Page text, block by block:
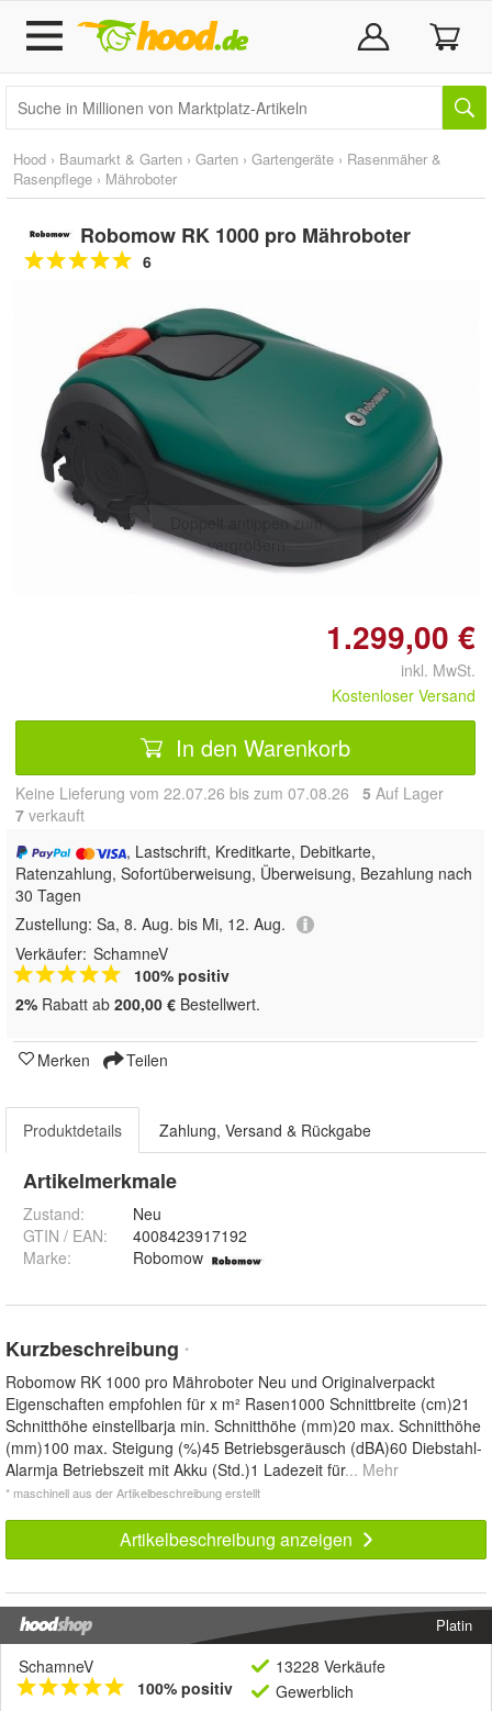
Hood › Baumarkt & Garten › Garten › Gartengeräte › Rasenmäher &
Rasenpflege › Mähroboter
Robomow RK 1000 pro Mähroboter
6
Doppelt antippen zum
vergrößern
1.299,00 €
inkl. MwSt.
Kostenloser Versand
In den Warenkorb
Keine Lieferung vom 22.07.26 bis zum 07.08.26 5 Auf Lager
7 verkauft
, Lastschrift, Kreditkarte, Debitkarte,
Ratenzahlung, Sofortüberweisung, Überweisung, Bezahlung nach
30 Tagen
Zustellung: Sa, 8. Aug. bis Mi, 12. Aug.
Verkäufer: SchamneV
100% positiv
2% Rabatt ab 200,00 € Bestellwert.
Merken Teilen
Produktdetails Zahlung, Versand & Rückgabe
Artikelmerkmale
Zustand:
Neu
GTIN / EAN:
4008423917192
Marke:
Robomow
Kurzbeschreibung *
Robomow RK 1000 pro Mähroboter Neu und Originalverpackt
Eigenschaften empfohlen für x m² Rasen1000 Schnittbreite (cm)21
Schnitthöhe einstellbarja min. Schnitthöhe (mm)20 max. Schnitthöhe
(mm)100 max. Steigung (%)45 Betriebsgeräusch (dBA)60 Diebstahl-
Alarmja Betriebszeit mit Akku (Std.)1 Ladezeit für... Mehr
* maschinell aus der Artikelbeschreibung erstellt
Artikelbeschreibung anzeigen
Platin
SchamneV
100% positiv
13228 Verkäufe
Gewerblich